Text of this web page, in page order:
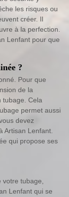
les risques ou
créer. Il
à la perfection.
Lenfant pour que
?
Pour que
de la
tubage. Cela
permet aussi
devez
Artisan Lenfant.
qui propose ses
votre tubage,
Lenfant qui se